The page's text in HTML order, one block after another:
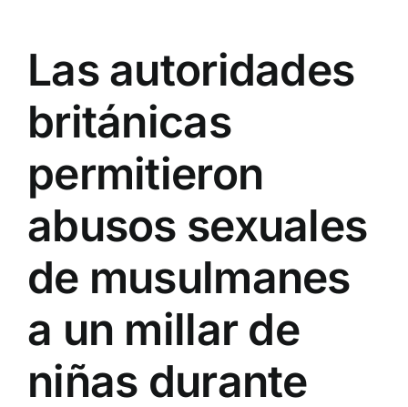
Las autoridades
británicas
permitieron
abusos sexuales
de musulmanes
a un millar de
niñas durante